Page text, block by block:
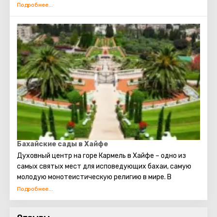
что когда-то самим Александром Македонским в скале
вся его многочисленная армия. Это место открыто для
туристов. Канатная дорога ведёт в 400-метровый
туннель рукотворной работы, откуда можно увидеть
всё великолепие необыкновенных пещер.
Бахайские сады в Хайфе
Духовный центр на горе Кармель в Хайфе – одно из
самых святых мест для исповедующих бахаи, самую
молодую монотеистическую религию в мире. В
составе центра храм, усыпальница, где покоятся
останки Баба, родоначальника веры, и знаменитые